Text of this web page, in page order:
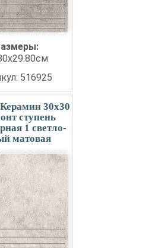
516925
30x30
ступень
1 светло-
матовая